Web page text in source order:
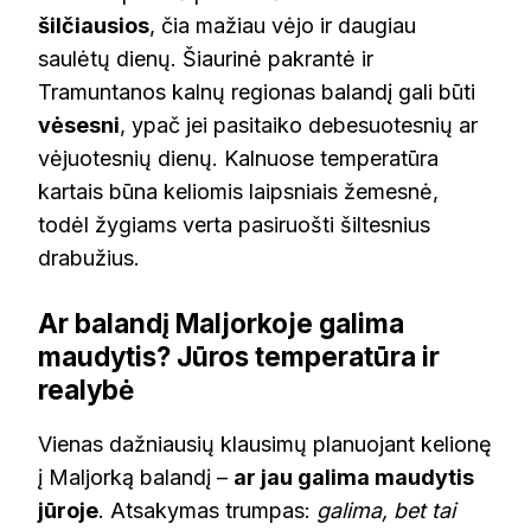
šilčiausios, čia mažiau vėjo ir daugiau
saulėtų dienų. Šiaurinė pakrantė ir
Tramuntanos kalnų regionas balandį gali būti
vėsesni, ypač jei pasitaiko debesuotesnių ar
vėjuotesnių dienų. Kalnuose temperatūra
kartais būna keliomis laipsniais žemesnė,
todėl žygiams verta pasiruošti šiltesnius
drabužius.
Ar balandį Maljorkoje galima
maudytis? Jūros temperatūra ir
realybė
Vienas dažniausių klausimų planuojant kelionę
į Maljorką balandį – ar jau galima maudytis
jūroje. Atsakymas trumpas: galima, bet tai